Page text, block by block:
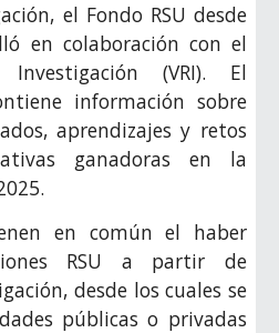
el Fondo RSU desde
en colaboración con el
Investigación (VRI). El
información sobre
aprendizajes y retos
ganadoras en la
en común el haber
RSU a partir de
desde los cuales se
públicas o privadas